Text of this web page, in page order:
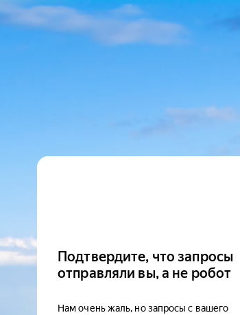
Подтвердите, что запросы
отправляли вы, а не робот
Нам очень жаль, но запросы с вашего